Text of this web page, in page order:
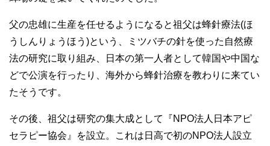
父の忠雄に生産を任せるようになると祖父は蜂針療法(ほ
うしんりょうほう)という、ミツバチの針を使った自然療
法の研究に取り組み、日本の第一人者として韓国や中国な
どで公演を行ったり、海外から蜂針治療を教わりに来てい
たそうです。
その後、祖父は研究の集大成として『NPO法人日本アピ
セラピー協会』を設立。これは日高で初のNPO法人設立